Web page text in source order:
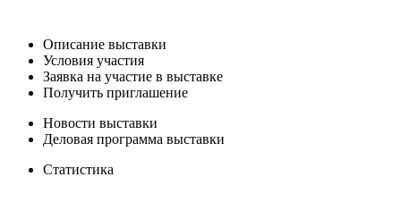
Описание выставки
Условия участия
Заявка на участие в выставке
Получить приглашение
Новости выставки
Деловая программа выставки
Статистика